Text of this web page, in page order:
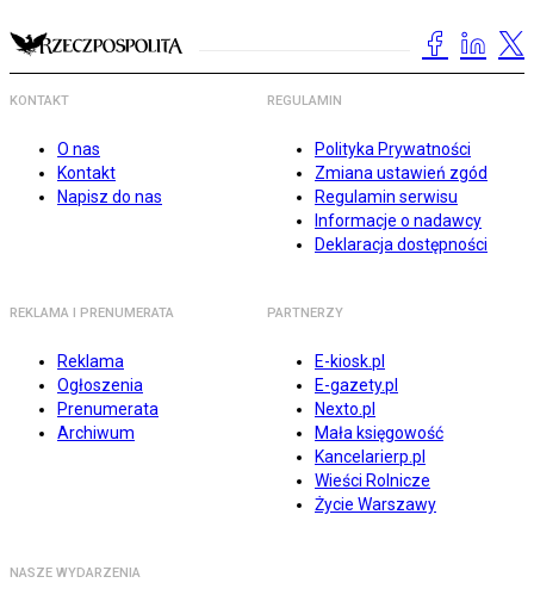
KONTAKT
O nas
Kontakt
Napisz do nas
REGULAMIN
Polityka Prywatności
Zmiana ustawień zgód
Regulamin serwisu
Informacje o nadawcy
Deklaracja dostępności
REKLAMA I PRENUMERATA
Reklama
Ogłoszenia
Prenumerata
Archiwum
PARTNERZY
E-kiosk.pl
E-gazety.pl
Nexto.pl
Mała księgowość
Kancelarierp.pl
Wieści Rolnicze
Życie Warszawy
NASZE WYDARZENIA